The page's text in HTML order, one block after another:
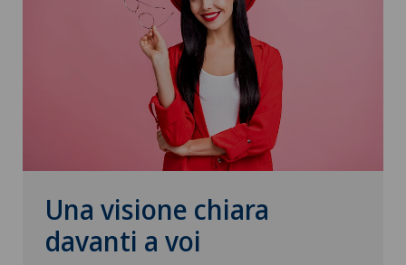
Una visione chiara
davanti a voi